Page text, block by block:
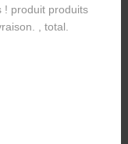
produit produits
, total.